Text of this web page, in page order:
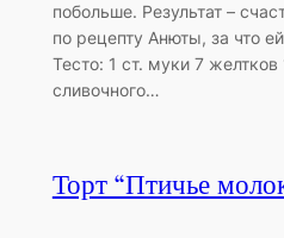
побольше. Результат –
по рецепту Анюты, за что
Тесто: 1 ст. муки 7 желтков
сливочного…
Торт “Птичье